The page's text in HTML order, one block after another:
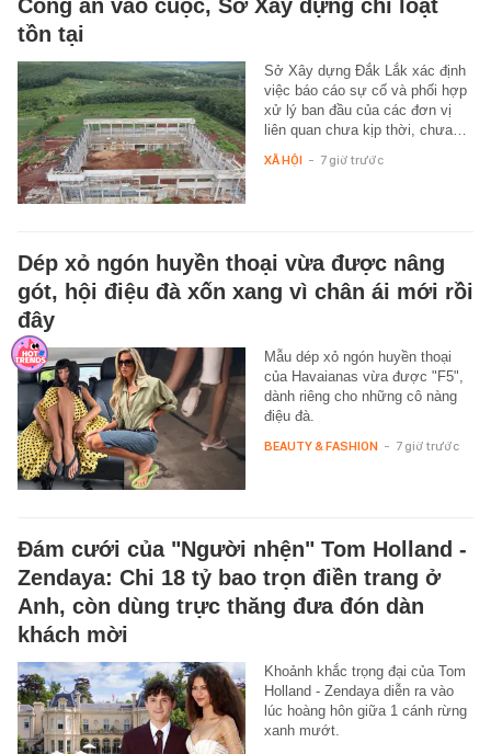
Công an vào cuộc, Sở Xây dựng chỉ loạt
tồn tại
Sở Xây dựng Đắk Lắk xác định
việc báo cáo sự cố và phối hợp
xử lý ban đầu của các đơn vị
liên quan chưa kịp thời, chưa…
XÃ HỘI - 7 giờ trước
Dép xỏ ngón huyền thoại vừa được nâng
gót, hội điệu đà xốn xang vì chân ái mới rồi
đây
Mẫu dép xỏ ngón huyền thoại
của Havaianas vừa được "F5",
dành riêng cho những cô nàng
điệu đà.
BEAUTY & FASHION - 7 giờ trước
Đám cưới của "Người nhện" Tom Holland -
Zendaya: Chi 18 tỷ bao trọn điền trang ở
Anh, còn dùng trực thăng đưa đón dàn
khách mời
Khoảnh khắc trọng đại của Tom
Holland - Zendaya diễn ra vào
lúc hoàng hôn giữa 1 cánh rừng
xanh mướt.